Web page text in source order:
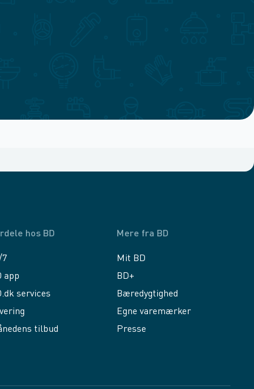
hos BD
7
app
services
tilbud
Mere fra BD
Mit BD
BD+
Bæredygtighed
Egne varemærker
Presse